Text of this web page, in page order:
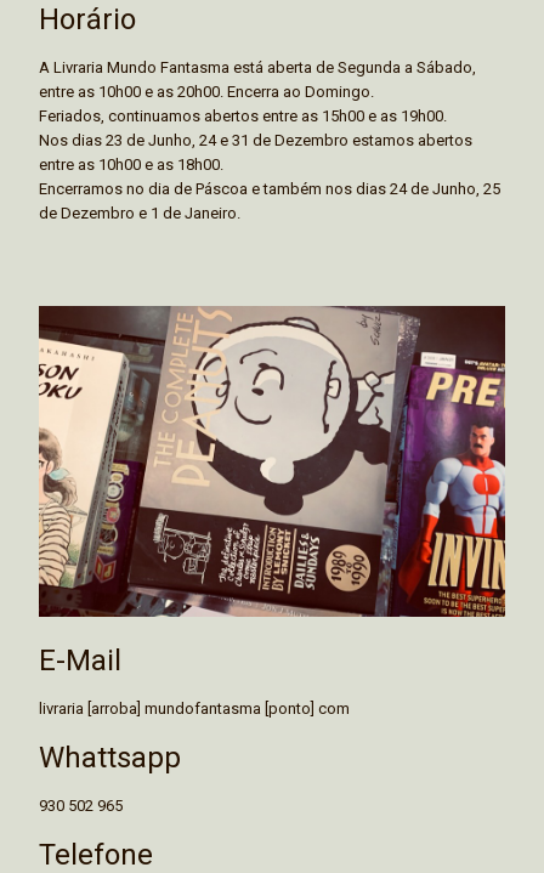
Horário
A Livraria Mundo Fantasma está aberta de Segunda a Sábado,
entre as 10h00 e as 20h00. Encerra ao Domingo.
Feriados, continuamos abertos entre as 15h00 e as 19h00.
Nos dias 23 de Junho, 24 e 31 de Dezembro estamos abertos
entre as 10h00 e as 18h00.
Encerramos no dia de Páscoa e também nos dias 24 de Junho, 25
de Dezembro e 1 de Janeiro.
E-Mail
livraria [arroba] mundofantasma [ponto] com
Whattsapp
930 502 965
Telefone